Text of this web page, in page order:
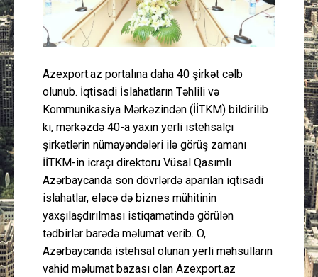
Layihə
Gündəm
Cəmiyyət
Peşə etikası
Əlaqə
Azexport.az portalına daha 40 şirkət cəlb
olunub. İqtisadi İslahatların Təhlili və
Kommunikasiya Mərkəzindən (İİTKM) bildirilib
ki, mərkəzdə 40-a yaxın yerli istehsalçı
şirkətlərin nümayəndələri ilə görüş zamanı
İİTKM-in icraçı direktoru Vüsal Qasımlı
Azərbaycanda son dövrlərdə aparılan iqtisadi
islahatlar, eləcə də biznes mühitinin
yaxşılaşdırılması istiqamətində görülən
tədbirlər barədə məlumat verib. O,
Azərbaycanda istehsal olunan yerli məhsulların
vahid məlumat bazası olan Azexport.az